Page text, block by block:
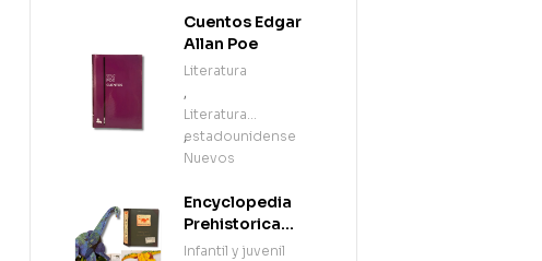
Cuentos Edgar
Allan Poe
Literatura
,
Literatura
estadounidense
,
Nuevos
Encyclopedia
Prehistorica
Dinosaurs: The
Infantil y juvenil